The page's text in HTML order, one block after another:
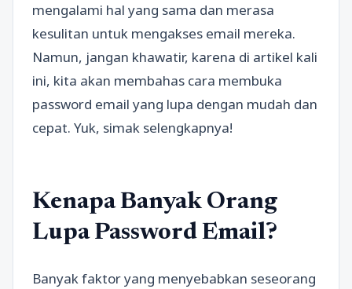
mengalami hal yang sama dan merasa
kesulitan untuk mengakses email mereka.
Namun, jangan khawatir, karena di artikel kali
ini, kita akan membahas cara membuka
password email yang lupa dengan mudah dan
cepat. Yuk, simak selengkapnya!
Kenapa Banyak Orang
Lupa Password Email?
Banyak faktor yang menyebabkan seseorang